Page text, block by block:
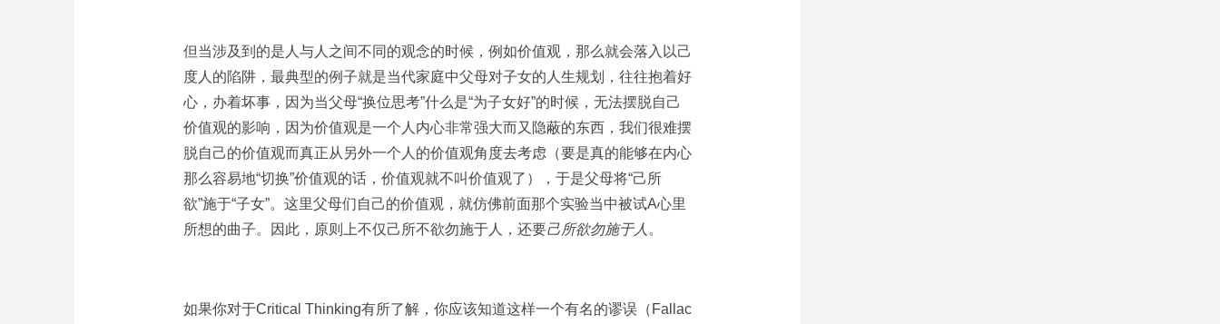
但当涉及到的是人与人之间不同的观念的时候，例如价值观，那么就会落入以己
度人的陷阱，最典型的例子就是当代家庭中父母对子女的人生规划，往往抱着好
心，办着坏事，因为当父母“换位思考”什么是“为子女好”的时候，无法摆脱自己
价值观的影响，因为价值观是一个人内心非常强大而又隐蔽的东西，我们很难摆
脱自己的价值观而真正从另外一个人的价值观角度去考虑（要是真的能够在内心
那么容易地“切换”价值观的话，价值观就不叫价值观了），于是父母将“己所
欲”施于“子女”。这里父母们自己的价值观，就仿佛前面那个实验当中被试A心里
所想的曲子。因此，原则上不仅己所不欲勿施于人，还要己所欲勿施于人 。
如果你对于Critical Thinking有所了解，你应该知道这样一个有名的谬误（Fallac